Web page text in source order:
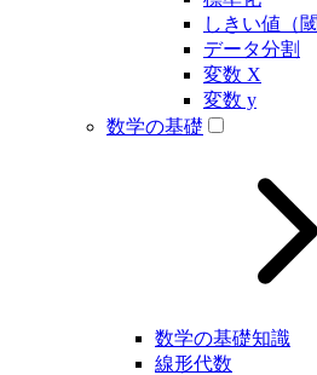
しきい値（閾
データ分割
変数 X
変数 y
数学の基礎
数学の基礎知識
線形代数